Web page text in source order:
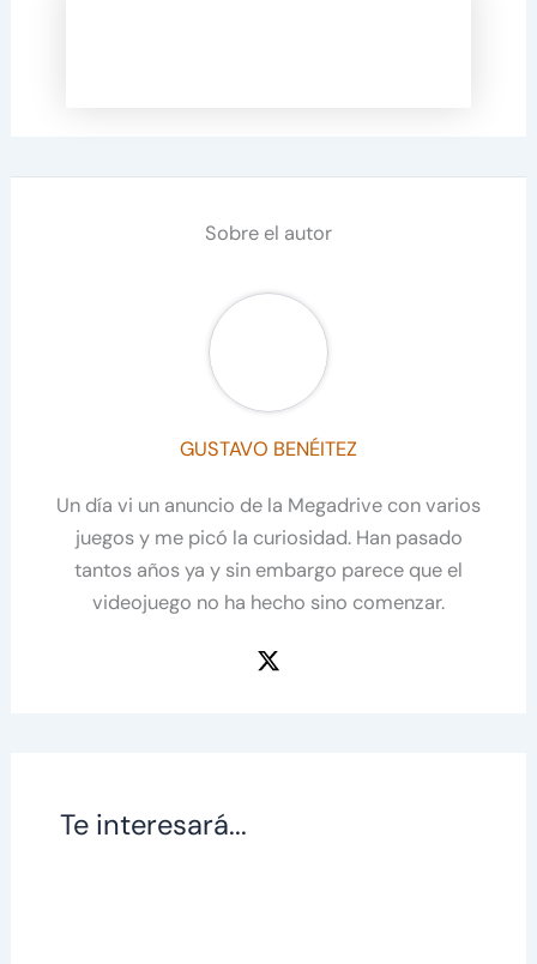
Sobre el autor
GUSTAVO BENÉITEZ
Un día vi un anuncio de la Megadrive con varios
juegos y me picó la curiosidad. Han pasado
tantos años ya y sin embargo parece que el
videojuego no ha hecho sino comenzar.
Te interesará...